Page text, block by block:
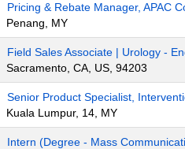
Pricing & Rebate Manager, APAC
Penang, MY
Field Sales Associate | Urology -
Sacramento, CA, US, 94203
Senior Product Specialist,
Kuala Lumpur, 14, MY
Intern (Degree - Mass